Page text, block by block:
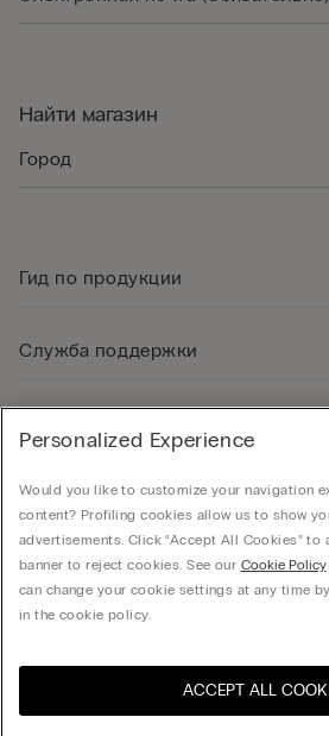
Выберите
Найти магазин
Гид по продукции
Служба поддержки
Компания
Общество с ограниченной ответственностью "МНС
Personalized Experience
Would you like to customize your navigation
content? Profiling cookies allow us to show
advertisements. Click “Accept All Cookies”
banner to reject cookies. See our Cookie Policy
can change your cookie settings at any time
in the cookie policy.
ACCEPT ALL